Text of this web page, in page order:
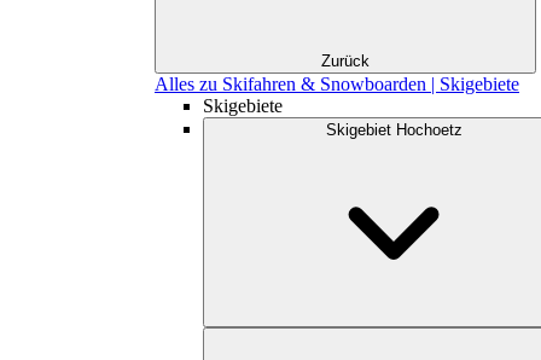
Zurück
Alles zu Skifahren & Snowboarden | Skigebiete
Skigebiete
Skigebiet Hochoetz